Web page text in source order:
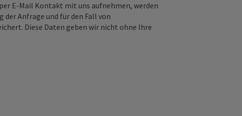
E-Mail Kontakt mit uns aufnehmen, werden
der Anfrage und für den Fall von
Diese Daten geben wir nicht ohne Ihre